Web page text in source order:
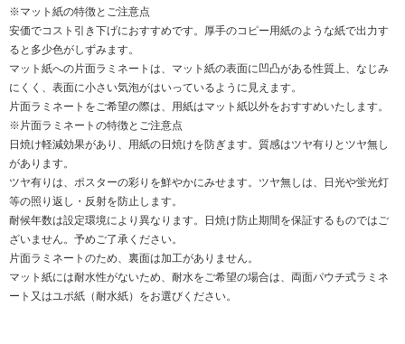
※マット紙の特徴とご注意点
安価でコスト引き下げにおすすめです。厚手のコピー用紙のような紙で出力す
ると多少色がしずみます。
マット紙への片面ラミネートは、マット紙の表面に凹凸がある性質上、なじみ
にくく、表面に小さい気泡がはいっているように見えます。
片面ラミネートをご希望の際は、用紙はマット紙以外をおすすめいたします。
※片面ラミネートの特徴とご注意点
日焼け軽減効果があり、用紙の日焼けを防ぎます。質感はツヤ有りとツヤ無し
があります。
ツヤ有りは、ポスターの彩りを鮮やかにみせます。ツヤ無しは、日光や蛍光灯
等の照り返し・反射を防止します。
耐候年数は設定環境により異なります。日焼け防止期間を保証するものではご
ざいません。予めご了承ください。
片面ラミネートのため、裏面は加工がありません。
マット紙には耐水性がないため、耐水をご希望の場合は、両面パウチ式ラミネ
ート又はユポ紙（耐水紙）をお選びください。